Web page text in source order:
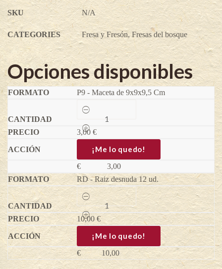
SKU N/A
CATEGORIES Fresa y Fresón,Fresas del bosque
Opciones disponibles
P9 - Maceta de 9x9x9,5 Cm
Pineberry
Anablanca®
quantity
3,00 €
¡Me lo quedo!
€
3,00
RD - Raiz desnuda 12 ud.
Pineberry
Anablanca®
quantity
10,00 €
¡Me lo quedo!
€ 10,00